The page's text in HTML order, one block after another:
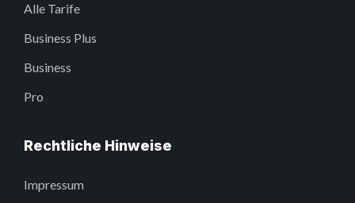
Alle Tarife
Business Plus
Business
Pro
Rechtliche Hinweise
Impressum